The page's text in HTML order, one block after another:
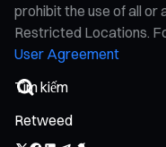
prohibit the use of all or
Restricted Locations.
User Agreement
Retweed